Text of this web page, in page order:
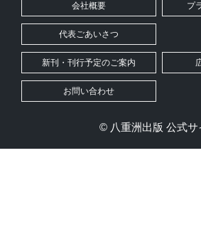
会社概要 プ
代表ごあいさつ
新刊・刊行予定のご案内
お問い合わせ
© 八重洲出版 公式サ